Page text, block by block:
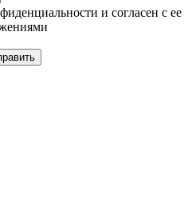
и согласен с ее